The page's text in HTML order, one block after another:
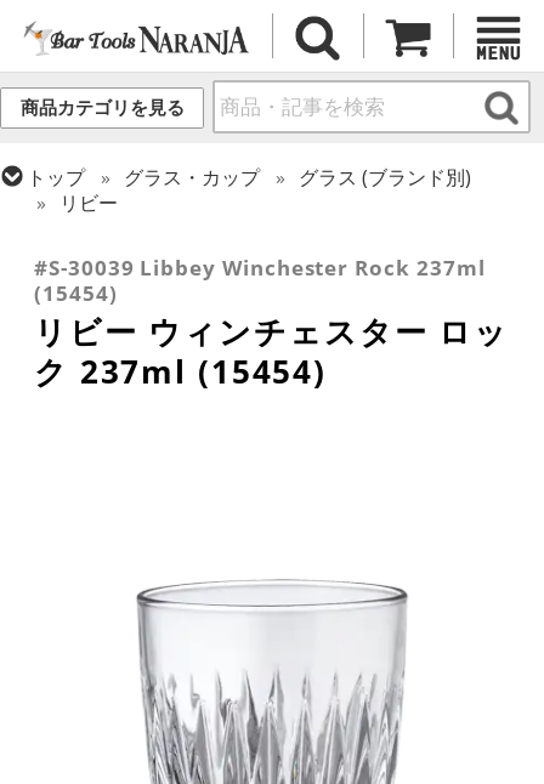
商品カテゴリを見る
トップ グラス・カップ
グラス (ブランド別)
リビー
ロックグラス
#S-30039 Libbey Winchester Rock 237ml
(15454)
リビー ウィンチェスター ロッ
ク 237ml (15454)